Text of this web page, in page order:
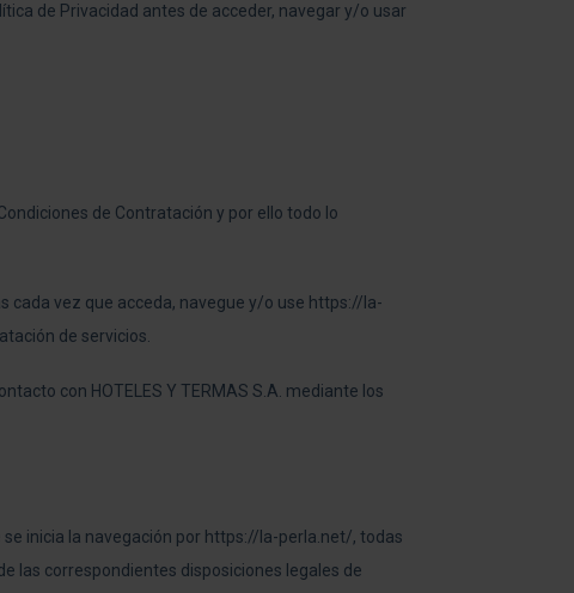
de Privacidad antes de acceder, navegar y/o usar
de Contratación y por ello todo lo
cada vez que acceda, navegue y/o use https://la-
de servicios.
con HOTELES Y TERMAS S.A. mediante los
inicia la navegación por https://la-perla.net/, todas
las correspondientes disposiciones legales de